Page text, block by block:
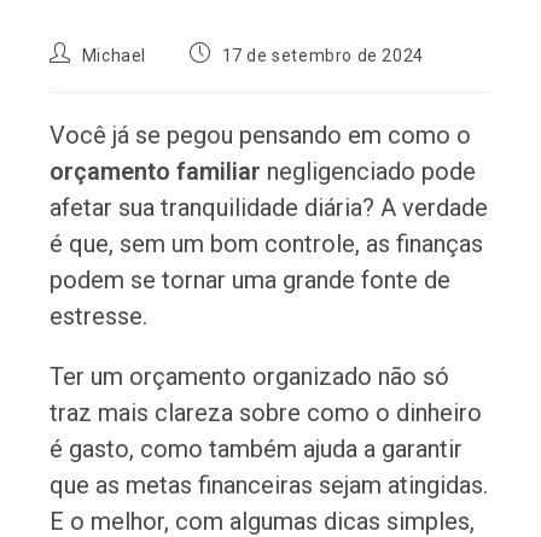
AutorMichael
Post17 de setembro de 2024
Você já se pegou pensando em como o
orçamento familiar negligenciado pode
afetar sua tranquilidade diária? A verdade
é que, sem um bom controle, as finanças
podem se tornar uma grande fonte de
estresse.
Ter um orçamento organizado não só
traz mais clareza sobre como o dinheiro
é gasto, como também ajuda a garantir
que as metas financeiras sejam atingidas.
E o melhor, com algumas dicas simples,